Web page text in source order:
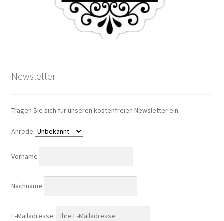
Newsletter
Tragen Sie sich für unseren kostenfreien Newsletter ein:
Anrede
Vorname
Nachname
E-Mailadresse: